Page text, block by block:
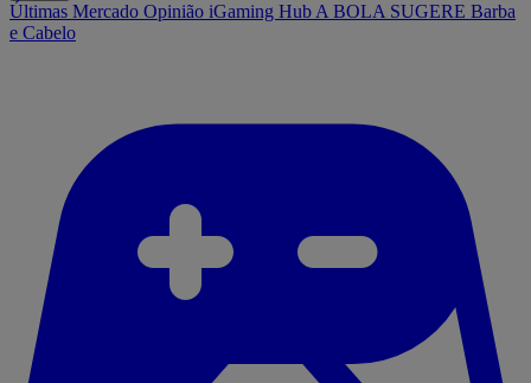
Últimas Mercado Opinião iGaming Hub A BOLA SUGERE Barba
e Cabelo